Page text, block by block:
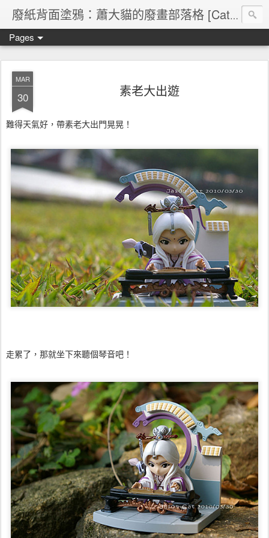
廢紙背面塗鴉：蕭大貓的廢畫部落格 [Cat's blog]
Pages
MAR
30 素老大出遊
難得天氣好，帶素老大出門晃晃！
走累了，那就坐下來聽個琴音吧！